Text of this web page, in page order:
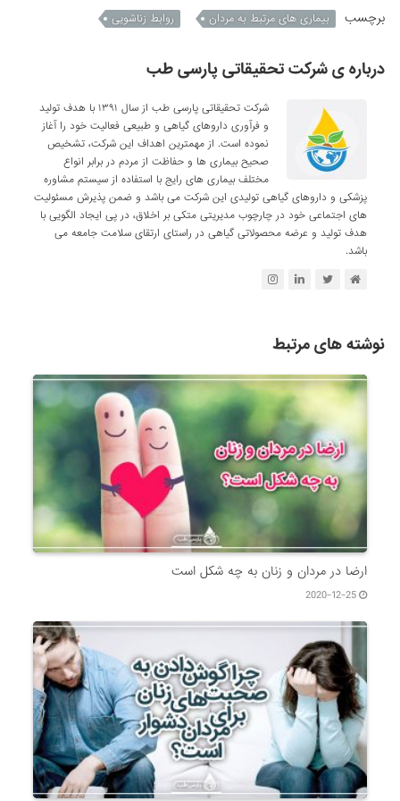
برچسب بیماری های مرتبط به مردان روابط زناشویی
درباره ی شرکت تحقیقاتی پارسی طب
شرکت تحقیقاتی پارسی طب از سال ۱۳۹۱ با هدف تولید
و فرآوری داروهای گیاهی و طبیعی فعالیت خود را آغاز
نموده است. از مهمترین اهداف این شرکت، تشخیص
صحیح بیماری ها و حفاظت از مردم در برابر انواع
مختلف بیماری های رایج با استفاده از سیستم مشاوره
پزشکی و داروهای گیاهی تولیدی این شرکت می باشد و ضمن پذیرش مسئولیت
های اجتماعی خود در چارچوب مدیریتی متکی بر اخلاق، در پی ایجاد الگویی با
هدف تولید و عرضه محصولاتی گیاهی در راستای ارتقای سلامت جامعه می
باشد.
نوشته های مرتبط
ارضا در مردان و زنان به چه شکل است
2020-12-25